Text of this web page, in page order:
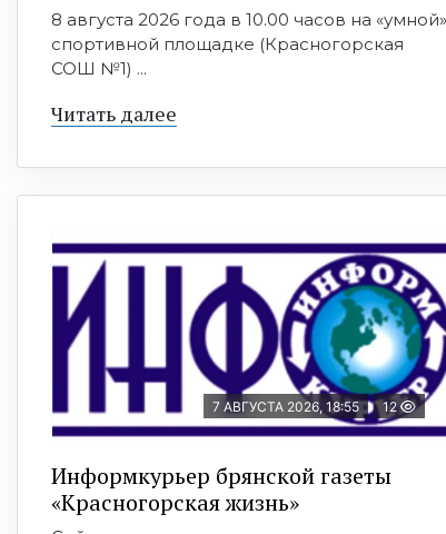
8 августа 2026 года в 10.00 часов на «умной»
спортивной площадке (Красногорская
СОШ №1) ...
Читать далее
7 АВГУСТА 2026, 18:55 12
Информкурьер брянской газеты
«Красногорская жизнь»